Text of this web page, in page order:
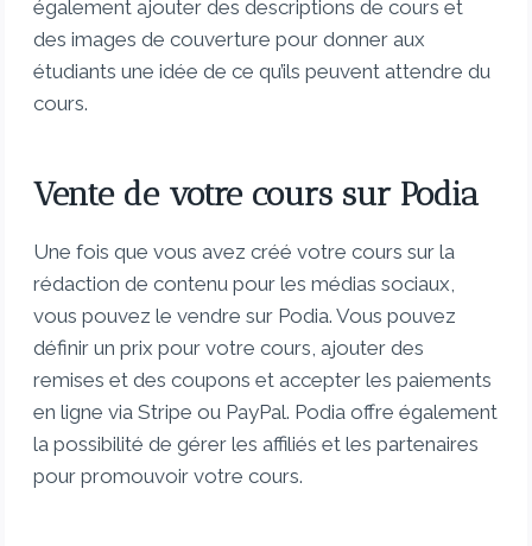
également ajouter des descriptions de cours et
des images de couverture pour donner aux
étudiants une idée de ce qu’ils peuvent attendre du
cours.
Vente de votre cours sur Podia
Une fois que vous avez créé votre cours sur la
rédaction de contenu pour les médias sociaux,
vous pouvez le vendre sur Podia. Vous pouvez
définir un prix pour votre cours, ajouter des
remises et des coupons et accepter les paiements
en ligne via Stripe ou PayPal. Podia offre également
la possibilité de gérer les affiliés et les partenaires
pour promouvoir votre cours.